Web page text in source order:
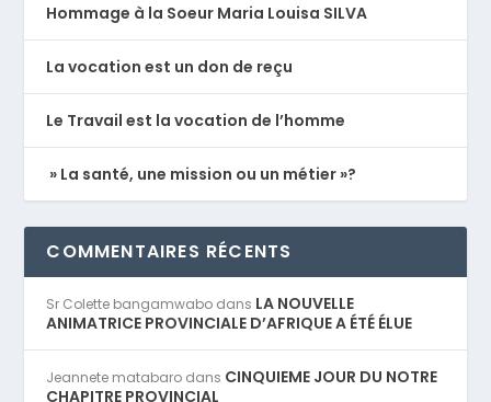
Hommage à la Soeur Maria Louisa SILVA
La vocation est un don de reçu
Le Travail est la vocation de l’homme
» La santé, une mission ou un métier »?
COMMENTAIRES RÉCENTS
Sr Colette bangamwabo dans LA NOUVELLE
ANIMATRICE PROVINCIALE D’AFRIQUE A ÉTÉ ÉLUE
Jeannete matabaro dans CINQUIEME JOUR DU NOTRE
CHAPITRE PROVINCIAL